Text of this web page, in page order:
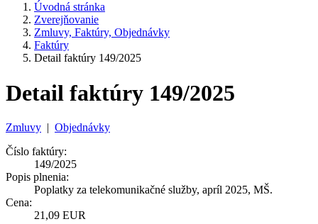
Úvodná stránka
Zverejňovanie
Zmluvy, Faktúry, Objednávky
Faktúry
Detail faktúry 149/2025
Detail faktúry 149/2025
Zmluvy | Objednávky
Číslo faktúry:
149/2025
Popis plnenia:
Poplatky za telekomunikačné služby, apríl 2025, MŠ.
Cena:
21,09 EUR